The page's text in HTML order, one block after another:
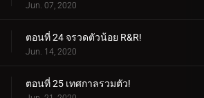
Jun. 07, 2020
ตอนที่ 24 จรวดตัวน้อย R&R!
Jun. 14, 2020
ตอนที่ 25 เทศกาลรวมตัว!